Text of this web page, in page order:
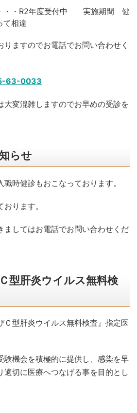
・・R2年度受付中 実施期間 健
て相違
りますのでお電話でお問い合わせく
63-0033
大変混雑しますのでお早めの受診を
らせ
時健診もおこなっております。
おります。
ましてはお電話でお問い合わせくだ
型肝炎ウイルス無料検
Ｃ型肝炎ウイルス無料検査』指定医
験機会を積極的に提供し、感染を早
適切に医療へつなげる事を目的とし